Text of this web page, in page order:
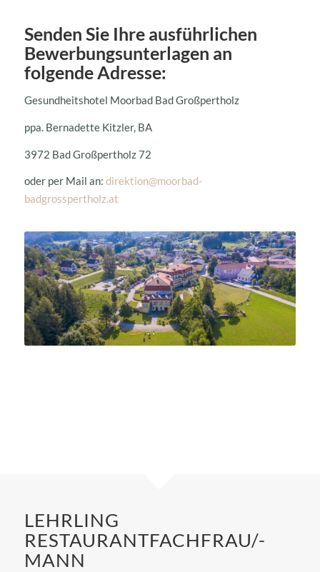
Senden Sie Ihre ausführlichen
Bewerbungsunterlagen an
folgende Adresse:
Gesundheitshotel Moorbad Bad Großpertholz
ppa. Bernadette Kitzler, BA
3972 Bad Großpertholz 72
oder per Mail an: direktion@moorbad-
badgrosspertholz.at
LEHRLING
RESTAURANTFACHFRAU/-
MANN